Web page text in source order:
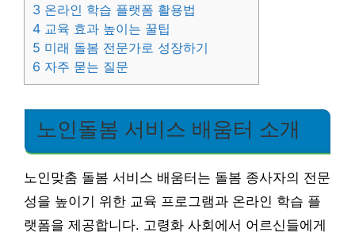
3 온라인 학습 플랫폼 활용법
4 교육 효과 높이는 꿀팁
5 미래 돌봄 전문가로 성장하기
6 자주 묻는 질문
노인돌봄 서비스 배움터 소개
노인맞춤 돌봄 서비스 배움터는 돌봄 종사자의 전문
성을 높이기 위한 교육 프로그램과 온라인 학습 플
랫폼을 제공합니다. 고령화 사회에서 어르신들에게